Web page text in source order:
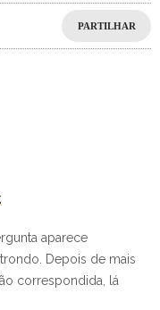
PARTILHAR
aparece
Depois de mais
correspondida, lá